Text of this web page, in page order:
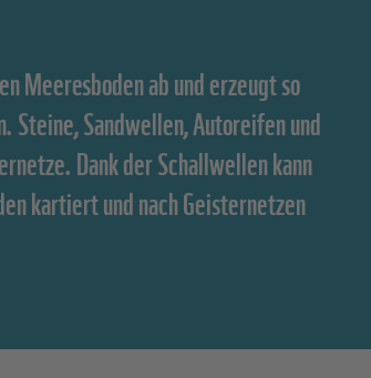
Meeresboden ab und erzeugt so
Sandwellen, Autoreifen und
Dank der Schallwellen kann
kartiert und nach Geisternetzen